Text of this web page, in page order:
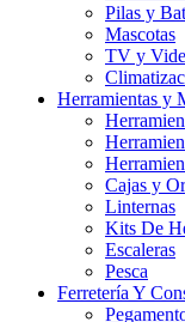
Pilas y
Mascotas
TV y
Herramientas y
Cajas y
Linternas
Kits De
Escaleras
Pesca
Ferretería Y